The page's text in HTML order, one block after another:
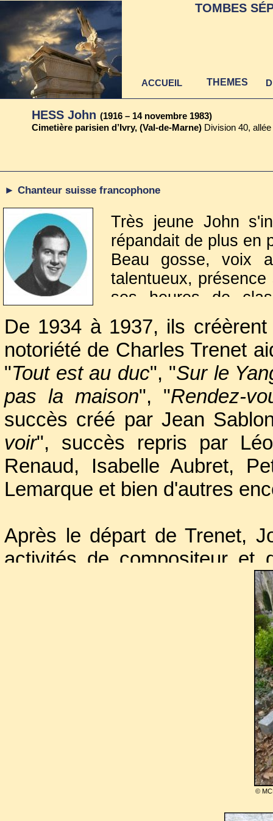
HESS John (1916 – 14 novembre 1983)
Cimetière parisien d’Ivry, (Val-de-Marne) Division 40,
► Chanteur suisse francophone
Très jeune John
répandait de plus en
Beau gosse, voix
talentueux,
ses heures de
petites boites où il
1930, d'un
poète, un certain
jeunesse allait en
©
De 1934 à 1937, ils
notoriété de Charles Trenet
"Tout est au duc", "Sur le
pas la maison", "Rendez-
succès créé par Jean
voir", succès repris par
Renaud, Isabelle Aubret,
Lemarque et bien d'autres
Après le départ de Trenet,
activités de compositeur et
autre genre. Il se voulait à
américains et du
ses incontestables plus
". Il
1945 avec des titres
Mettez-vous dans
, etc., tout
chansons plus "classiques"
TOMBES
ACCUEIL THEMES